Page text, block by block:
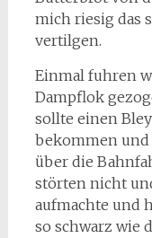
mich riesig das
vertilgen.
Einmal fuhren
Dampflok
sollte einen
bekommen
über die
störten nicht
aufmachte und
so schwarz wie